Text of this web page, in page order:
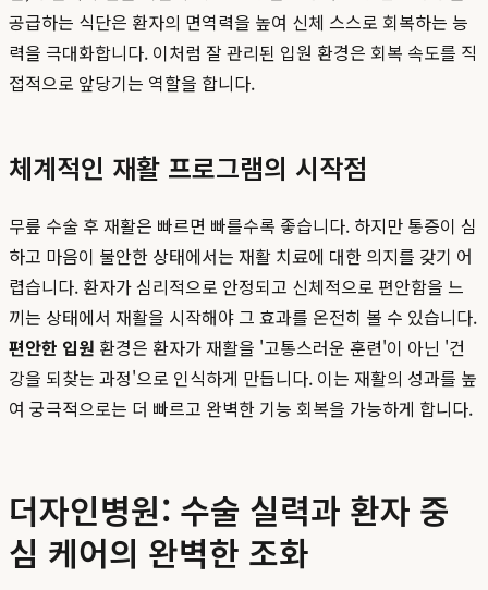
공급하는 식단은 환자의 면역력을 높여 신체 스스로 회복하는 능
력을 극대화합니다. 이처럼 잘 관리된 입원 환경은 회복 속도를 직
접적으로 앞당기는 역할을 합니다.
체계적인 재활 프로그램의 시작점
무릎 수술 후 재활은 빠르면 빠를수록 좋습니다. 하지만 통증이 심
하고 마음이 불안한 상태에서는 재활 치료에 대한 의지를 갖기 어
렵습니다. 환자가 심리적으로 안정되고 신체적으로 편안함을 느
끼는 상태에서 재활을 시작해야 그 효과를 온전히 볼 수 있습니다.
편안한 입원 환경은 환자가 재활을 '고통스러운 훈련'이 아닌 '건
강을 되찾는 과정'으로 인식하게 만듭니다. 이는 재활의 성과를 높
여 궁극적으로는 더 빠르고 완벽한 기능 회복을 가능하게 합니다.
더자인병원: 수술 실력과 환자 중
심 케어의 완벽한 조화